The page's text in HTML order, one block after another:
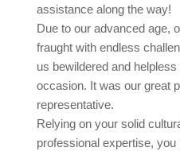
assistance along the way!
Due to our advanced age,
fraught with endless
us bewildered and
occasion. It was our great
representative.
Relying on your solid
professional expertise,